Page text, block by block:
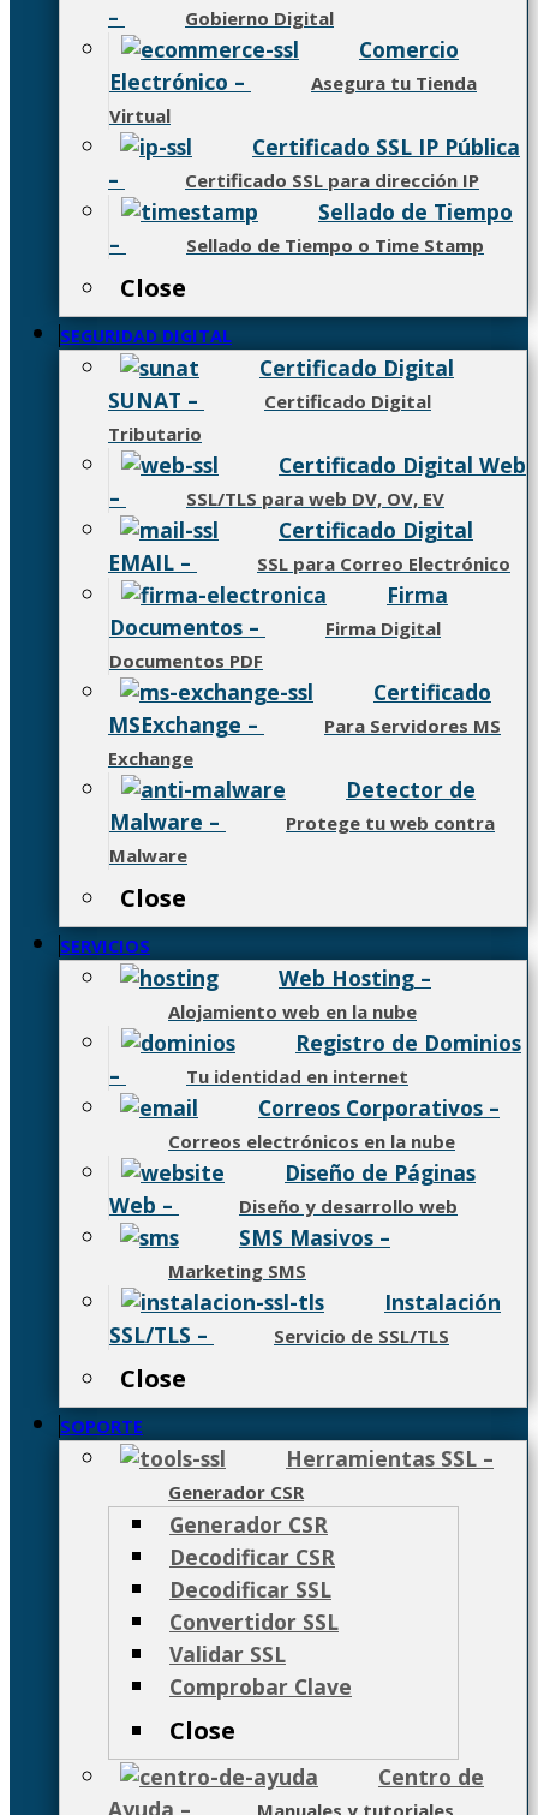
–
Gobierno Digital
Comercio
Electrónico –
Asegura tu Tienda
Virtual
Certificado SSL IP Pública
–
Certificado SSL para dirección IP
Sellado de Tiempo
–
Sellado de Tiempo o Time Stamp
Close
SEGURIDAD DIGITAL
Certificado Digital
SUNAT –
Certificado Digital
Tributario
Certificado Digital Web
–
SSL/TLS para web DV, OV, EV
Certificado Digital
EMAIL – SSL para Correo Electrónico
Firma
Documentos –
Firma Digital
Documentos PDF
Certificado
MSExchange –
Para Servidores MS
Exchange
Detector de
Malware –
Protege tu web contra
Malware
Close
SERVICIOS
Web Hosting –
Alojamiento web en la nube
Registro de Dominios
–
Tu identidad en internet
Correos Corporativos –
Correos electrónicos en la nube
Diseño de Páginas
Web – Diseño y desarrollo web
SMS Masivos –
Marketing SMS
Instalación
SSL/TLS – Servicio de SSL/TLS
Close
SOPORTE
Herramientas SSL –
Generador CSR
Generador CSR
Decodificar CSR
Decodificar SSL
Convertidor SSL
Validar SSL
Comprobar Clave
Close
Centro de
Ayuda – Manuales y tutoriales